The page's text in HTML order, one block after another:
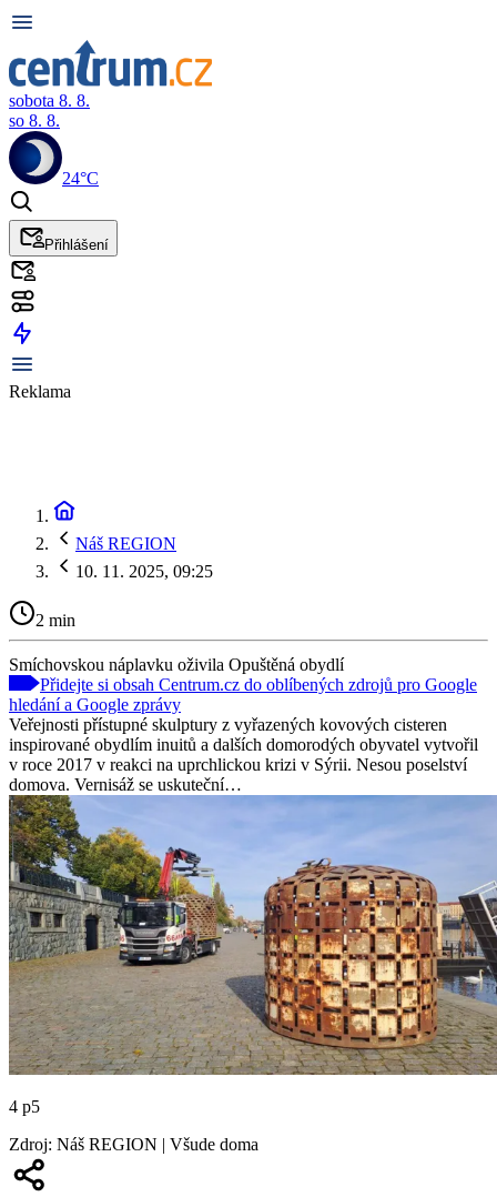
sobota 8. 8.
so 8. 8.
24°C
Přihlášení
Reklama
Náš REGION
10. 11. 2025, 09:25
2 min
Smíchovskou náplavku oživila Opuštěná obydlí
Přidejte si obsah Centrum.cz do oblíbených zdrojů pro Google
hledání a Google zprávy
Veřejnosti přístupné skulptury z vyřazených kovových cisteren
inspirované obydlím inuitů a dalších domorodých obyvatel vytvořil
v roce 2017 v reakci na uprchlickou krizi v Sýrii. Nesou poselství
domova. Vernisáž se uskuteční…
4 p5
Zdroj: Náš REGION | Všude doma